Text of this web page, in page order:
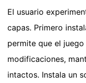
El usuario
capas. Primero
permite que el
modificaciones,
intactos. Instala un